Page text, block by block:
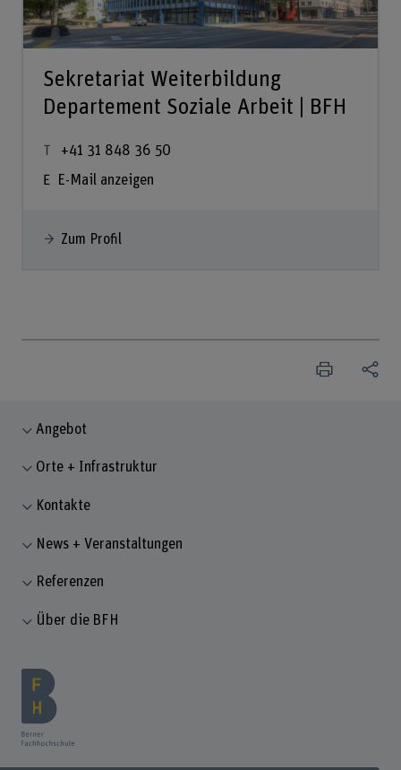
Sekretariat Weiterbildung
Departement Soziale Arbeit | BFH
+41 31 848 36 50
E-Mail anzeigen
Zum Profil
Angebot
Orte + Infrastruktur
Kontakte
News + Veranstaltungen
Referenzen
Über die BFH